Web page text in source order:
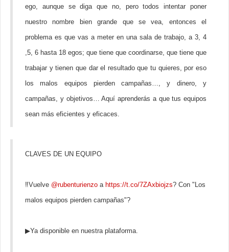
ego, aunque se diga que no, pero todos intentar poner
nuestro nombre bien grande que se vea, entonces el
problema es que vas a meter en una sala de trabajo, a 3, 4
,5, 6 hasta 18 egos; que tiene que coordinarse, que tiene que
trabajar y tienen que dar el resultado que tu quieres, por eso
los malos equipos pierden campañas…, y dinero, y
campañas, y objetivos… Aquí aprenderás a que tus equipos
sean más eficientes y eficaces.
CLAVES DE UN EQUIPO
‼️Vuelve @rubenturienzo a https://t.co/7ZAxbiojzs? Con "Los
malos equipos pierden campañas"?
▶Ya disponible en nuestra plataforma.